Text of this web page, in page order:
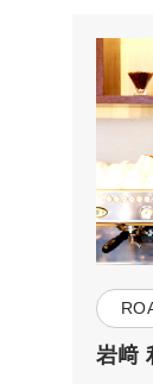
岩﨑